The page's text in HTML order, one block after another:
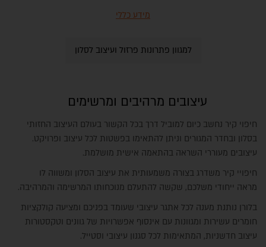
מידע כללי
למגוון פתרונות פרזול ועיצוב לסלון
עיצובים מרהיבים ומרשימים
חיפוי קיר נחשב כיום למוביל דרך בכל הקשור בעולם העיצוב החזותי
בסלון ובחדר המגורים וניתן להתאימו בפשטות לכל עיצוב ופרויקט.
עיצובים מעוררי השראה בהתאמה אישית מושלמת.
חיפויי קיר משדרג בצורה משמעותית את עיצוב הסלון ומשווה לו
מראה ייחודי משלכם, שקשה להתעלם מנוכחותו המרשימה והמרהיבה.
בלורן נותנת מענה לכל אתגר עיצובי שעומד בפניכם ומציעה קולקציות
חומרים עשירות ומגוונות עם אינסוף אפשרויות של גוונים וטקסטורות
עיצוב חדשניות, המתאימות לכל סגנון עיצובי וסטייל.